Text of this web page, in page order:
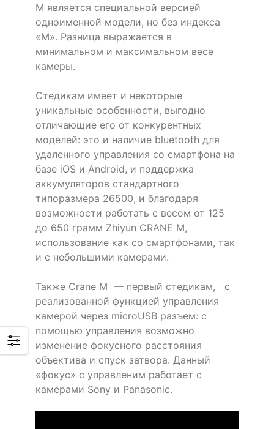
M является специальной версией
одноименной модели, но без индекса
«М». Разница выражается в
минимальном и максимальном весе
камеры.
Стедикам имеет и некоторые
уникальные особенности, выгодно
отличающие его от конкурентных
моделей: это и наличие bluetooth для
удаленного управления со смартфона на
базе iOS и Android, и поддержка
аккумуляторов стандартного
типоразмера 26500, и благодаря
возможности работать с весом от 125
до 650 грамм Zhiyun CRANE M,
использование как со смартфонами, так
и с небольшими камерами.
Также Crane M — первый стедикам, с
реализованной функцией управления
камерой через microUSB разъем: с
помощью управления возможно
изменение фокусного расстояния
объектива и спуск затвора. Данный
«фокус» с управленим работает с
камерами Sony и Panasonic.